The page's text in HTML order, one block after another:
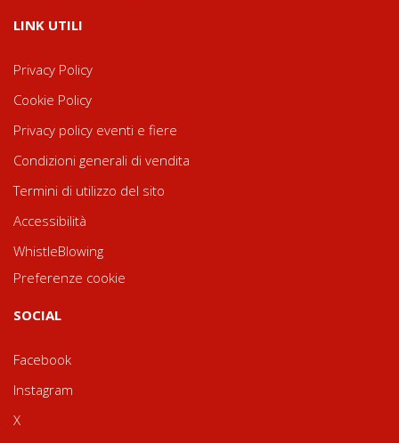
LINK UTILI
Privacy Policy
Cookie Policy
Privacy policy eventi e fiere
Condizioni generali di vendita
Termini di utilizzo del sito
Accessibilità
WhistleBlowing
Preferenze cookie
SOCIAL
Facebook
Instagram
X